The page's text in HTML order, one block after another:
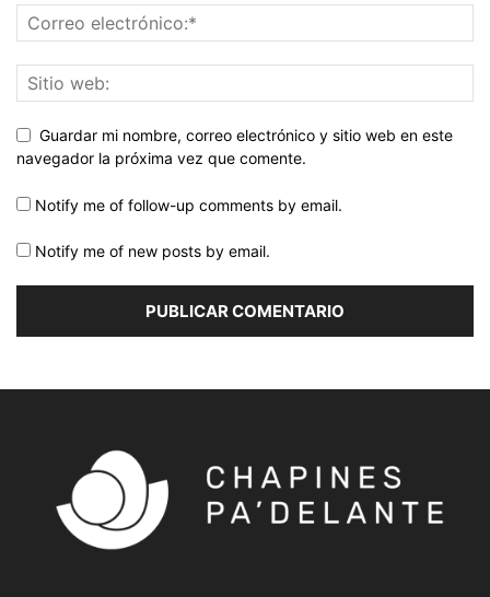
Guardar mi nombre, correo electrónico y sitio web en este
navegador la próxima vez que comente.
Notify me of follow-up comments by email.
Notify me of new posts by email.